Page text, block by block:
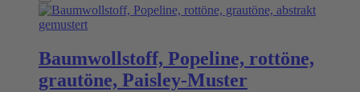
Baumwollstoff, Popeline, rottöne,
grautöne, Paisley-Muster